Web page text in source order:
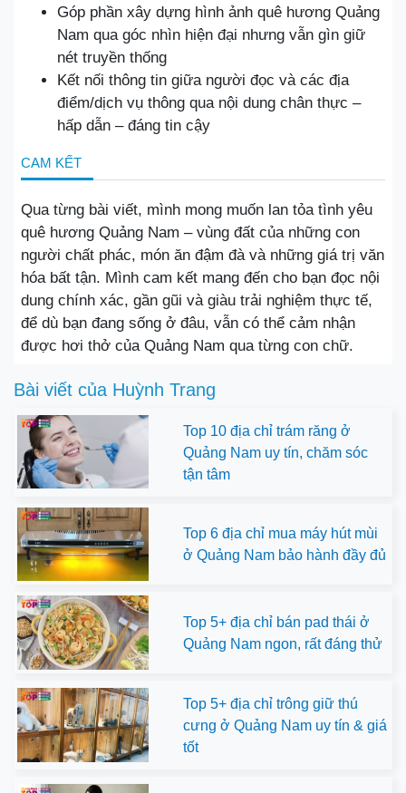
Góp phần xây dựng hình ảnh quê hương Quảng
Nam qua góc nhìn hiện đại nhưng vẫn gìn giữ
nét truyền thống
Kết nối thông tin giữa người đọc và các địa
điểm/dịch vụ thông qua nội dung chân thực –
hấp dẫn – đáng tin cậy
CAM KẾT
Qua từng bài viết, mình mong muốn lan tỏa tình yêu
quê hương Quảng Nam – vùng đất của những con
người chất phác, món ăn đậm đà và những giá trị văn
hóa bất tận. Mình cam kết mang đến cho bạn đọc nội
dung chính xác, gần gũi và giàu trải nghiệm thực tế,
để dù bạn đang sống ở đâu, vẫn có thể cảm nhận
được hơi thở của Quảng Nam qua từng con chữ.
Bài viết của Huỳnh Trang
Top 10 địa chỉ trám răng ở
Quảng Nam uy tín, chăm sóc
tận tâm
Top 6 địa chỉ mua máy hút mùi
ở Quảng Nam bảo hành đầy đủ
Top 5+ địa chỉ bán pad thái ở
Quảng Nam ngon, rất đáng thử
Top 5+ địa chỉ trông giữ thú
cưng ở Quảng Nam uy tín & giá
tốt